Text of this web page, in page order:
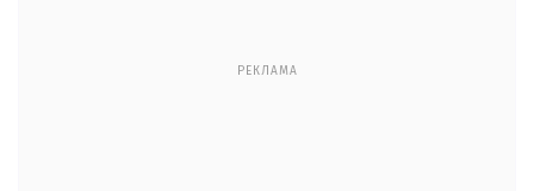
РЕКЛАМА